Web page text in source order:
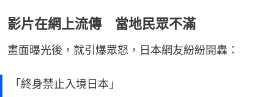
影片在網上流傳 當地民眾不滿
畫面曝光後，就引爆眾怒，日本網友紛紛開轟：
「終身禁止入境日本」